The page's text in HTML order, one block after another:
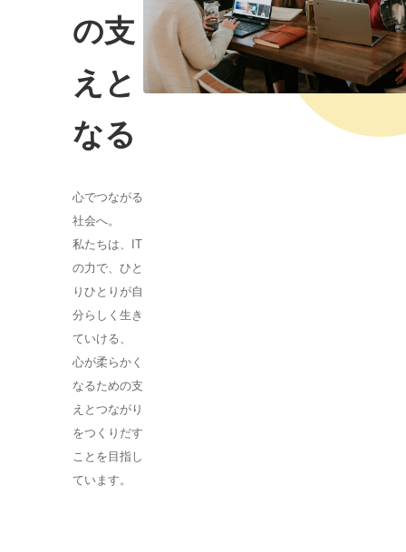
の支
えと
なる
心でつながる
社会へ。
私たちは、IT
の力で、ひと
りひとりが自
分らしく生き
ていける、
心が柔らかく
なるための支
えとつながり
をつくりだす
ことを目指し
ています。